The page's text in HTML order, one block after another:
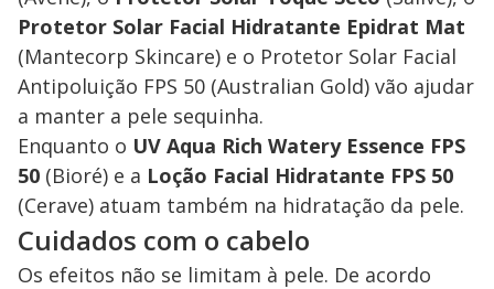
Protetor Solar Facial Hidratante Epidrat Mat
(Mantecorp Skincare) e o Protetor Solar Facial
Antipoluição FPS 50 (Australian Gold) vão ajudar
a manter a pele sequinha.
Enquanto o UV Aqua Rich Watery Essence FPS
50 (Bioré) e a Loção Facial Hidratante FPS 50
(Cerave) atuam também na hidratação da pele.
Cuidados com o cabelo
Os efeitos não se limitam à pele. De acordo